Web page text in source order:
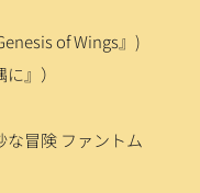
of Wings』)
』）
冒険 ファントム